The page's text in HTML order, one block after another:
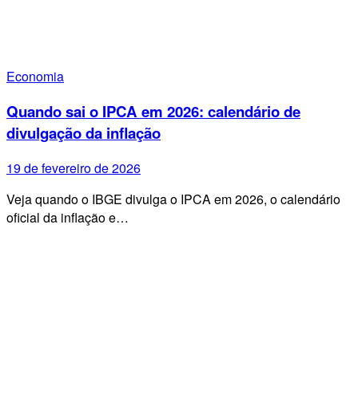
Economia
Quando sai o IPCA em 2026: calendário de
divulgação da inflação
19 de fevereiro de 2026
Veja quando o IBGE divulga o IPCA em 2026, o calendário
oficial da inflação e…